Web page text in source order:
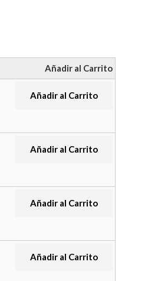
Añadir al Carrito
Añadir al Carrito
Añadir al Carrito
Añadir al Carrito
Añadir al Carrito